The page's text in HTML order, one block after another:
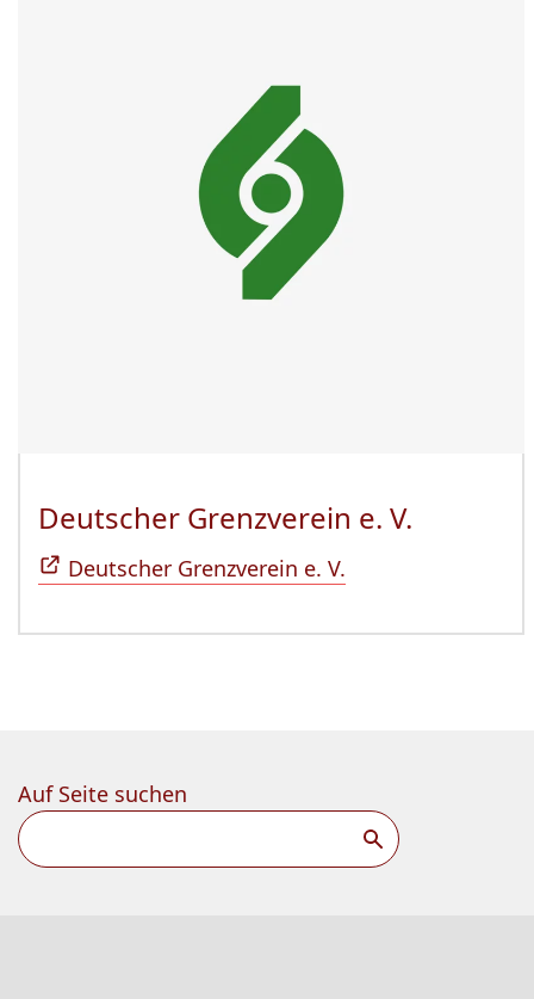
Deutscher Grenzverein e. V.
Deutscher Grenzverein e. V.
Auf Seite suchen
Suchen